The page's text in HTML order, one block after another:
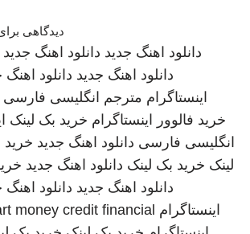
دیدگاهی
دانلود اهنگ جدید دانلود اهنگ جدید
دانلود اهنگ جدید دانلود اهنگ
اینستاگرام مترجم انگلیسی فارسی
خرید فالوور اینستاگرام خرید بک لینک
انگلیسی فارسی دانلود اهنگ جدید خرید
لینک خرید بک لینک دانلود اهنگ جدید
دانلود اهنگ جدید دانلود اهنگ
اینستاگرام money credit financial